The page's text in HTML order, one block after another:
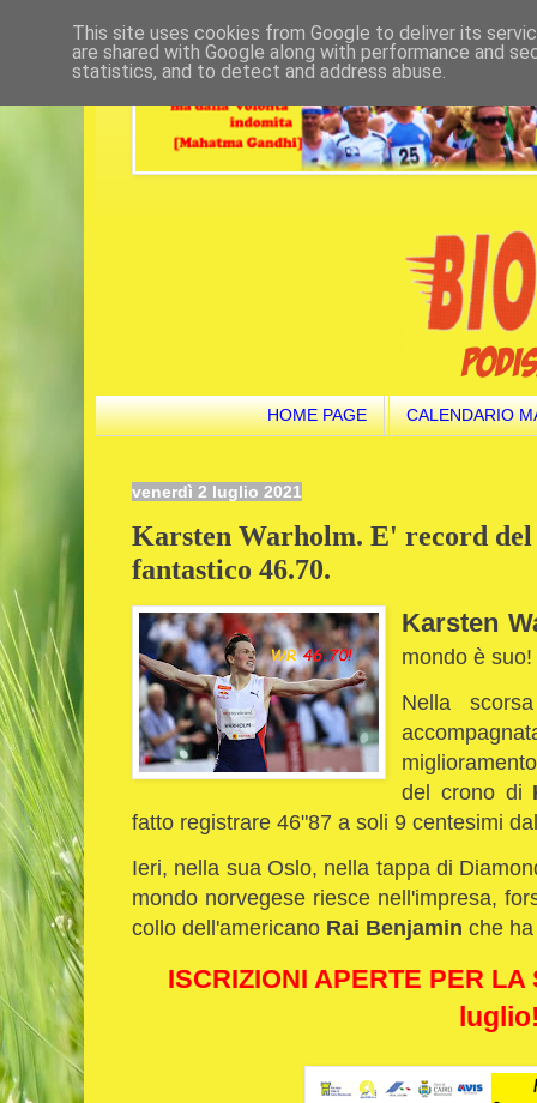
HOME PAGE CALENDARIO
venerdì 2 luglio 2021
Karsten Warholm. E' record
fantastico 46.70.
Karsten
mondo è suo!
Nella
del crono di
fatto registrare 46"87 a soli 9 centesimi
Ieri, nella sua Oslo, nella tappa di
mondo norvegese riesce nell'impresa,
collo dell'americano Rai Benjamin che
ISCRIZIONI APERTE PER LA
This site uses cookies from Google to deliver its
are shared with Google along with performance and
statistics, and to detect and address abuse.